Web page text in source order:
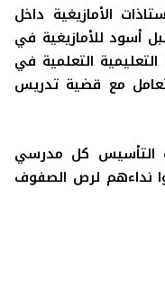
الأمازيغية داخل
أسود للأمازيغية في
التعلمية في
مع قضية تدريس
التأسيس كل مدرسي
نداءهم لرص الصفوف